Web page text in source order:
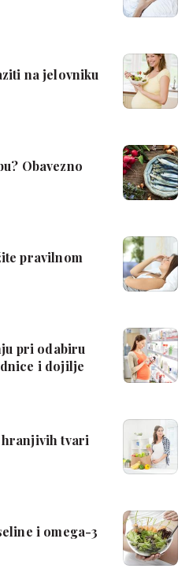
na jelovniku
Obavezno
pravilnom
pri odabiru
i dojilje
hranjivih tvari
i omega-3